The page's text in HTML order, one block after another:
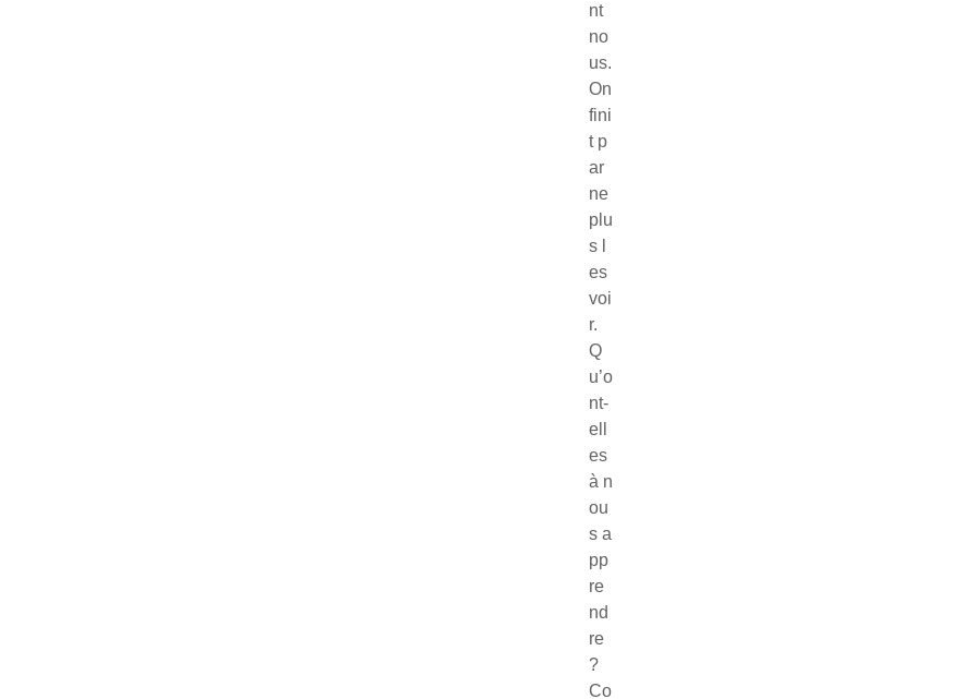
nt
no
us.
On
fini
t p
ar
ne
plu
s l
es
voi
r.
Q
u’o
nt-
ell
es
à n
ou
s a
pp
re
nd
re
?
Co